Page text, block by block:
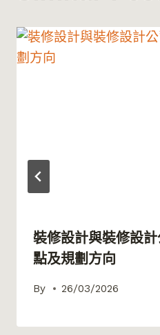
裝修設計與裝修設
點及規劃方向
By 26/03/2026